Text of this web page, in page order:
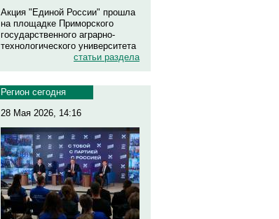
Акция "Единой России" прошла
на площадке Приморского
государственного аграрно-
технологического университета
статьи раздела
Регион сегодня
28 Мая 2026, 14:16